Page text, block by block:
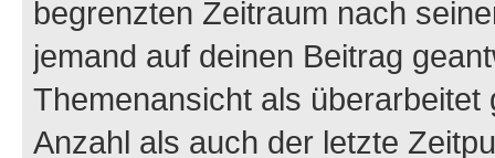
begrenzten Zeitraum nach
jemand auf deinen Beitrag
Themenansicht als
Anzahl als auch der letzte